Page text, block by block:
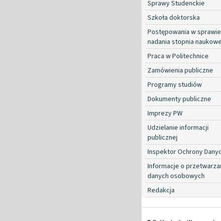
Sprawy Studenckie
Szkoła doktorska
Postępowania w sprawie
nadania stopnia
Praca w Politechnice
Zamówienia publiczne
Programy studiów
Dokumenty publiczne
Imprezy PW
Udzielanie informacji
publicznej
Inspektor Ochrony
Informacje o
danych osobowych
Redakcja